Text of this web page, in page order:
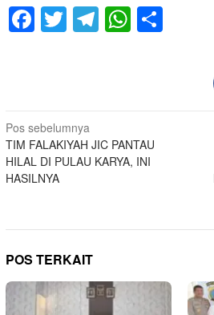
Facebook
TwitterTelegram
Navigasi
pos
Pos sebelumnya
TIM FALAKIYAH JIC PANTAU
HILAL DI PULAU KARYA, INI
HASILNYA
POS TERKAIT